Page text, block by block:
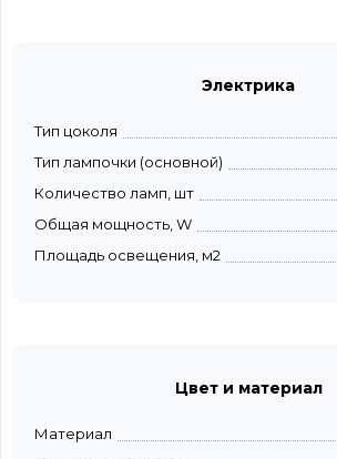
Электрика
Тип цоколя
Тип лампочки (основной)
Количество ламп, шт
Общая мощность, W
Площадь освещения, м2
Цвет и материал
Материал